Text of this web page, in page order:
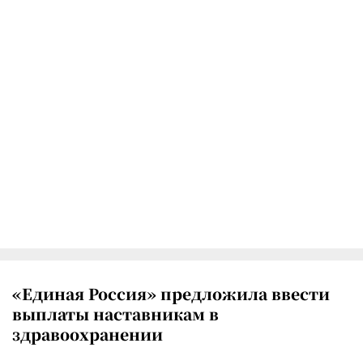
«Единая Россия» предложила ввести
выплаты наставникам в
здравоохранении